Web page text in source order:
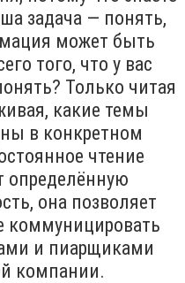
задача — понять,
может быть
того, что у вас
Только читая
какие темы
в конкретном
чтение
определённую
она позволяет
коммуницировать
и пиарщиками
компании.